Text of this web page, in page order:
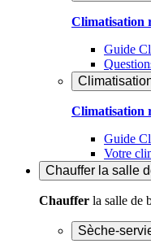
Climatisation
Guide
Climatisation
Guide
Votre
Chauffer la salle
Chauffer la salle de
Sèche-